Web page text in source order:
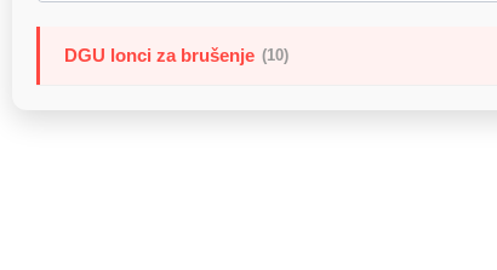
DGU lonci za brušenje (10)